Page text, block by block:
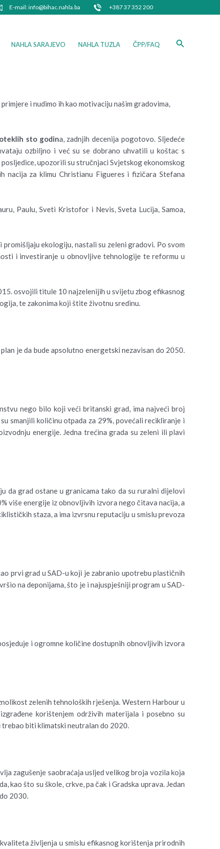
E-mail: info@bihac.nahla.ba +387 37 352 200
NAHLA SARAJEVO NAHLA TUZLA ČPP/FAQ Search
i nudimo ih kao motivaciju našim gradovima,
sto godina, zadnjih decenija pogotovo. Sljedeće
ozbiljno i već su se dobrano uhvatili u koštac s
upozorili su stručnjaci Svjetskog ekonomskog
nacija za klimu Christianu Figueres i fizičara Stefana
Paulu, Sveti Kristofor i Nevis, Sveta Lucija, Samoa,
ekologiju, nastali su zeleni gradovi. Po svom
i investiranje u obnovljive tehnologije te reformu u
osvojili titule 10 najzelenijih u svijetu zbog efikasnog
te zakonima koji štite životnu sredinu.
je da bude apsolutno energetski nezavisan do 2050.
nego bilo koji veći britanski grad, ima najveći broj
smanjili količinu otpada za 29%, povećali recikliranje i
energije. Jedna trećina grada su zeleni ili plavi
da grad ostane u granicama tako da su ruralni dijelovi
više energije iz obnovljivih izvora nego čitava nacija, a
staza, a ima izvrsnu reputaciju u smislu prevoza
prvi grad u SAD-u koji je zabranio upotrebu plastičnih
na deponijama, što je i najuspješniji program u SAD-
i ogromne količine dostupnih obnovljivih izvora
zelenih tehnoloških rješenja. Western Harbour u
korištenjem održivih materijala i posebno su
trebao biti klimatski neutralan do 2020.
zagušenje saobraćaja usljed velikog broja vozila koja
kao što su škole, crkve, pa čak i Gradska uprava. Jedan
2030.
življenja u smislu efikasnog korištenja prirodnih